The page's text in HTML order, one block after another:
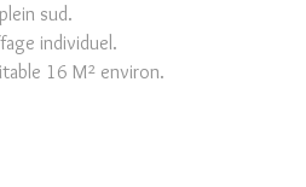
plein sud.
individuel.
16 M² environ.